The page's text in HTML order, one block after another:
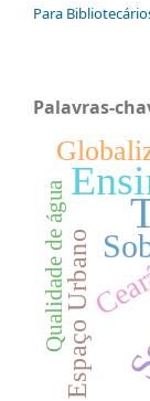
Para
Palavras-
Espaço Urbano
Qualidade de água